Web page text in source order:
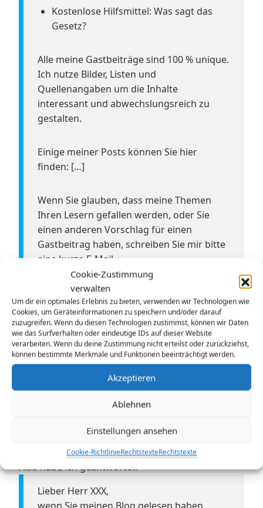
Cookie-Zustimmung
verwalten
Um dir ein optimales Erlebnis zu bieten, verwenden wir Technologien wie
Cookies, um Geräteinformationen zu speichern und/oder darauf
zuzugreifen. Wenn du diesen Technologien zustimmst, können wir Daten
wie das Surfverhalten oder eindeutige IDs auf dieser Website
verarbeiten. Wenn du deine Zustimmung nicht erteilst oder zurückziehst,
können bestimmte Merkmale und Funktionen beeinträchtigt werden.
Akzeptieren
Ablehnen
Einstellungen ansehen
Cookie-RichtlinieRechtstexteRechtstexte
Kostenlose Hilfsmittel: Was sagt das
Gesetz?
Alle meine Gastbeiträge sind 100 % unique.
Ich nutze Bilder, Listen und
Quellenangaben um die Inhalte
interessant und abwechslungsreich zu
gestalten.
Einige meiner Posts können Sie hier
finden: […]
Wenn Sie glauben, dass meine Themen
Ihren Lesern gefallen werden, oder Sie
einen anderen Vorschlag für einen
Gastbeitrag haben, schreiben Sie mir bitte
eine kurze E-Mail.
Ich freue mich auf die Zusammenarbeit.
—
Viele Grüße
Redakteur bei XXX
Erst dache ich mir: Ignorieren. Dann dachte ich
mir: He, vielleicht kann er ja was interessantes?
Also habe ich geantwortet:
Lieber Herr XXX,